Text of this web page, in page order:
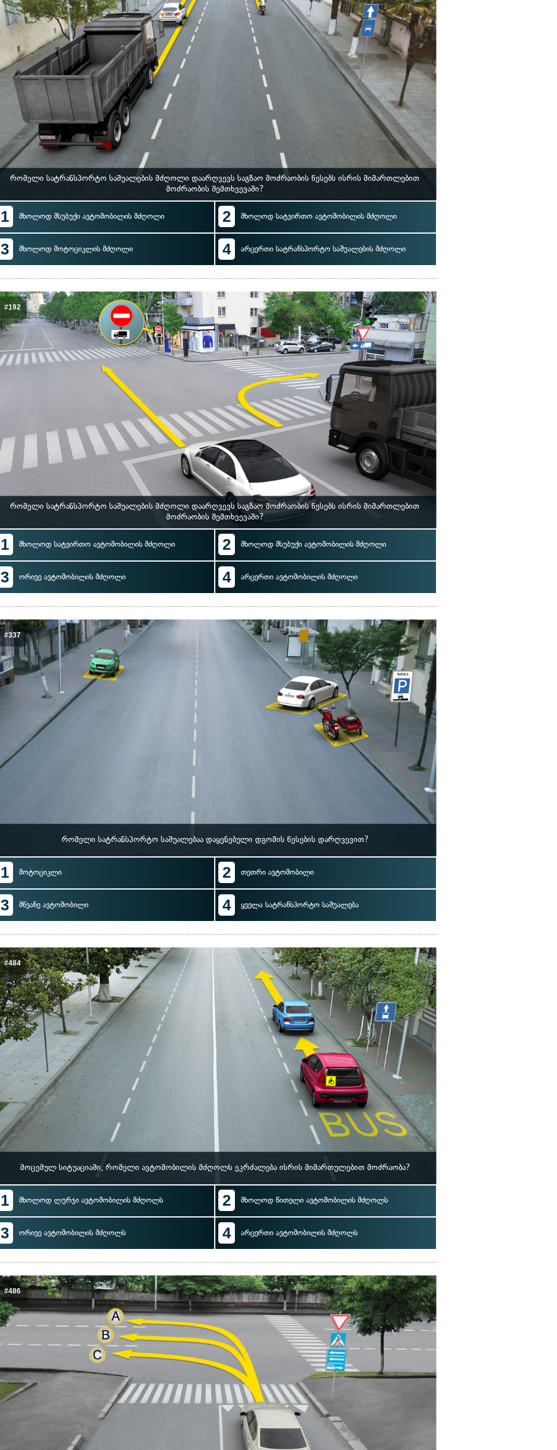
რომელი სატრანსპორტო საშუალების მძღოლი დაარღვევს საგზაო მოძრაობის წესებს ისრის მიმართლებით
მოძრაობის შემთხვევაში?
1 მხოლოდ მსუბუქი ავტომობილის მძღოლი 2 მხოლოდ სატვირთო ავტომობილის მძღოლი
3 მხოლოდ მოტოციკლის მძღოლი 4 არცერთი სატრანსპორტო საშუალების მძღოლი
#192
რომელი სატრანსპორტო საშუალების მძღოლი დაარღვევს საგზაო მოძრაობის წესებს ისრის მიმართლებით
მოძრაობის შემთხვევაში?
1 მხოლოდ სატვირთო ავტომობილის მძღოლი 2 მხოლოდ მსუბუქი ავტომობილის მძღოლი
3 ორივე ავტომობილის მძღოლი 4 არცერთი ავტომობილის მძღოლი
#337
რომელი სატრანსპორტო საშუალებაა დაყენებული დგომის წესების დარღვევით?
1 მოტოციკლი 2 თეთრი ავტომობილი
3 მწვანე ავტომობილი 4 ყველა სატრანსპორტო საშუალება
#484
მოცემულ სიტუაციაში, რომელი ავტომობილის მძღოლს ეკრძალება ისრის მიმართულებით მოძრაობა?
1 მხოლოდ ლურჯი ავტომობილის მძღოლს 2 მხოლოდ წითელი ავტომობილის მძღოლს
3 ორივე ავტომობილის მძღოლს 4 არცერთი ავტომობილის მძღოლს
#486